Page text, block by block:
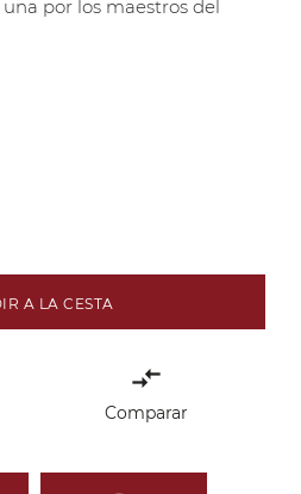
por los maestros del
A LA CESTA
compare_arrows
Comparar